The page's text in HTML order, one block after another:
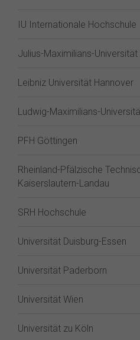
IU Internationale Hochschule
Julius-Maximilians-Universität
Leibniz Universität Hannover
Ludwig-Maximilians-
PFH Göttingen
Rheinland-Pfälzische
Kaiserslautern-Landau
SRH Hochschule
Universität Duisburg-Essen
Universität Paderborn
Universität Wien
Universität zu Köln